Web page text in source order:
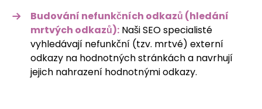
Budování nefunkčních odkazů (hledání
mrtvých odkazů): Naši SEO specialisté
vyhledávají nefunkční (tzv. mrtvé) externí
odkazy na hodnotných stránkách a navrhují
jejich nahrazení hodnotnými odkazy.